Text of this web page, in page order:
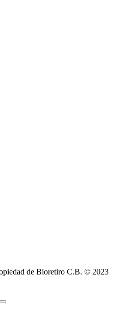
de Bioretiro C.B. © 2023